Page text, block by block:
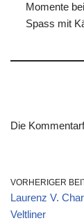
Momente
Spass mit
Die
VORHERIGER
Laurenz V.
Veltliner